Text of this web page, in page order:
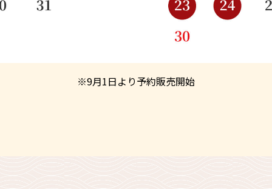
※9月1日より予約販売開始